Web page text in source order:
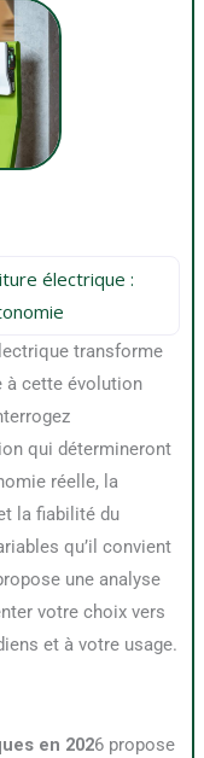
électrique :
transforme
à cette évolution
qui détermineront
réelle, la
la fiabilité du
qu’il convient
une analyse
votre choix vers
et à votre usage.
en 2026 propose